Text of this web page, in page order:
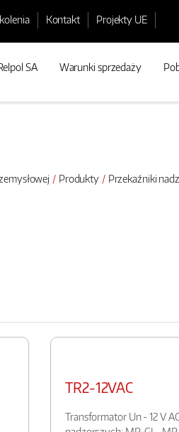
Kontakt Projekty UE
SA Warunki sprzedaży
Produkty Przekaźniki
TR2-12VAC
Transformator Un - 12 V